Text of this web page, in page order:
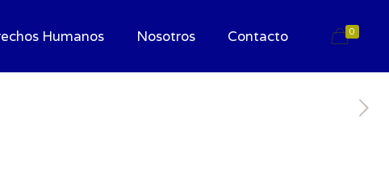
Humanos Nosotros Contacto 0